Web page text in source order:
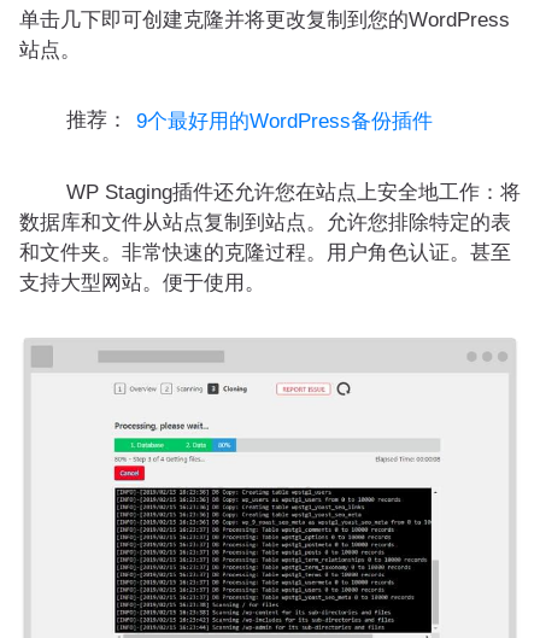
单击几下即可创建克隆并将更改复制到您的WordPress
站点。
推荐： 9个最好用的WordPress备份插件
WP Staging插件还允许您在站点上安全地工作：将
数据库和文件从站点复制到站点。允许您排除特定的表
和文件夹。非常快速的克隆过程。用户角色认证。甚至
支持大型网站。便于使用。